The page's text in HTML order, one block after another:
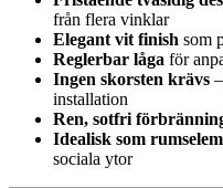
från flera vinklar
Elegant vit finish som
Reglerbar låga för
Ingen skorsten krävs
installation
Ren, sotfri
Idealisk som
sociala ytor